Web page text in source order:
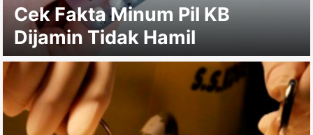
Cek Fakta Minum Pil KB
Dijamin Tidak Hamil